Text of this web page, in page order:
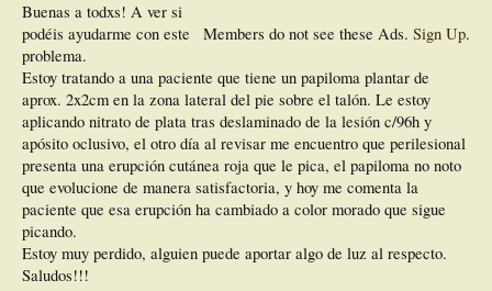
Members do not see these Ads. Sign Up.
Buenas a todxs! A ver si
podéis ayudarme con este
problema.
Estoy tratando a una paciente que tiene un papiloma plantar de
aprox. 2x2cm en la zona lateral del pie sobre el talón. Le estoy
aplicando nitrato de plata tras deslaminado de la lesión c/96h y
apósito oclusivo, el otro día al revisar me encuentro que perilesional
presenta una erupción cutánea roja que le pica, el papiloma no noto
que evolucione de manera satisfactoria, y hoy me comenta la
paciente que esa erupción ha cambiado a color morado que sigue
picando.
Estoy muy perdido, alguien puede aportar algo de luz al respecto.
Saludos!!!